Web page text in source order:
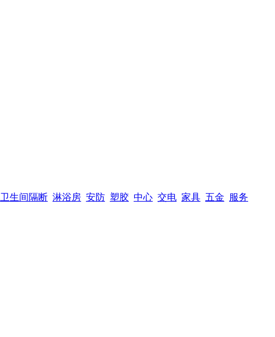
卫生间隔断 淋浴房 安防 塑胶 中心 交电 家具 五金 服务